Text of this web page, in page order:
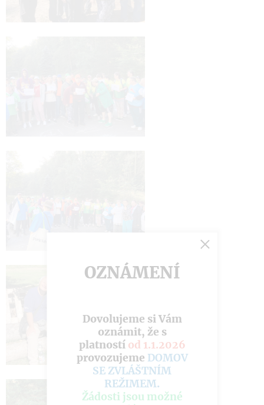
OZNÁMENÍ
Dovolujeme si Vám
oznámit, že s
platností od 1.1.2026
provozujeme DOMOV
SE ZVLÁŠTNÍM
REŽIMEM.
Žádosti jsou možné